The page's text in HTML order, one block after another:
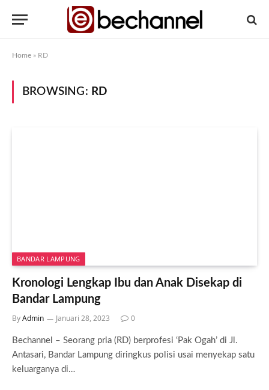
Home » RD
BROWSING: RD
BANDAR LAMPUNG
Kronologi Lengkap Ibu dan Anak Disekap di
Bandar Lampung
ByAdmin Januari 28, 2023 0
Bechannel – Seorang pria (RD) berprofesi ‘Pak Ogah’ di Jl.
Antasari, Bandar Lampung diringkus polisi usai menyekap satu
keluarganya di…